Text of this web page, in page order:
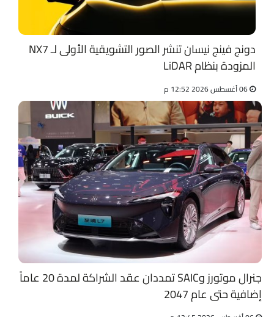
دونج فينج نيسان تنشر الصور التشويقية الأولى لـ NX7
المزودة بنظام LiDAR
جنرال موتورز وSAIC تمددان عقد الشراكة لمدة 20 عاماً
إضافية حتى عام 2047